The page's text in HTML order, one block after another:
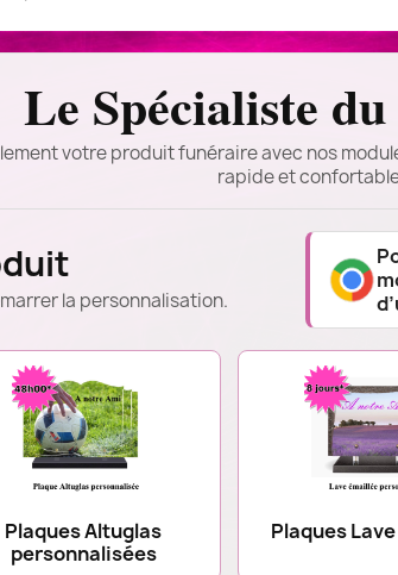
Le Spécialiste
votre produit funéraire avec nos
rapide et
la personnalisation.
Plaques Altuglas
personnalisées
Plaques